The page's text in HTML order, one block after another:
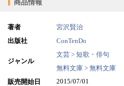
商品情報
著者
宮沢賢治
出版社
ConTenDo
ジャンル
文芸 > 短歌・俳句
無料文庫 > 無料文庫
販売開始日
2015/07/01